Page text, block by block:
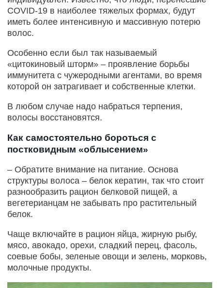
COVID-19 в наиболее тяжелых формах, будут
иметь более интенсивную и массивную потерю
волос.
Особенно если был так называемый
«цитокиновый шторм» – проявление борьбы
иммунитета с чужеродными агентами, во время
которой он затрагивает и собственные клетки.
В любом случае надо набраться терпения,
волосы восстановятся.
Как самостоятельно бороться с
постковидным «облысением»
– Обратите внимание на питание. Основа
структуры волоса – белок кератин, так что стоит
разнообразить рацион белковой пищей, а
вегетерианцам не забывать про растительный
белок.
Чаще включайте в рацион яйца, жирную рыбу,
мясо, авокадо, орехи, сладкий перец, фасоль,
соевые бобы, зеленые овощи и зелень, морковь,
молочные продукты.